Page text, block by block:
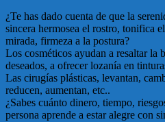
¿Te has dado cuenta de que la
sincera hermosea el rostro, tonifica
mirada, firmeza a la postura?
Los cosméticos ayudan a resaltar la
deseados, a ofrecer lozanía en
Las cirugías plásticas, levantan,
reducen, aumentan, etc..
¿Sabes cuánto dinero, tiempo,
persona aprende a estar alegre con